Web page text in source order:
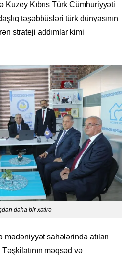
Kuzey Kıbrıs Türk Cümhuriyyəti
təşəbbüsləri türk dünyasının
strateji addımlar kimi
daha bir xatirə
mədəniyyət sahələrində atılan
məqsəd və